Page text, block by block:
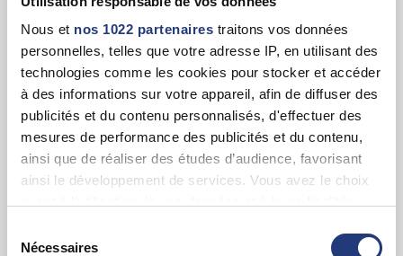
Nous et nos 1022 partenaires traitons vos données
personnelles, telles que votre adresse IP, en utilisant des
technologies comme les cookies pour stocker et accéder
à des informations sur votre appareil, afin de diffuser des
publicités et du contenu personnalisés, d'effectuer des
mesures de performance des publicités et du contenu,
ainsi que de réaliser des études d’audience, favorisant
ainsi le développement de services. Vous avez le choix
tout moment en consultant la Déclaration relative aux
Nécessaires
En forte demande
Adresse
10 Av. du Stade de France, 93210 Saint-Denis
Voir toutes les dates de tests
93 - Pantin dès lemar. 25 août
110.00 €
Adresse